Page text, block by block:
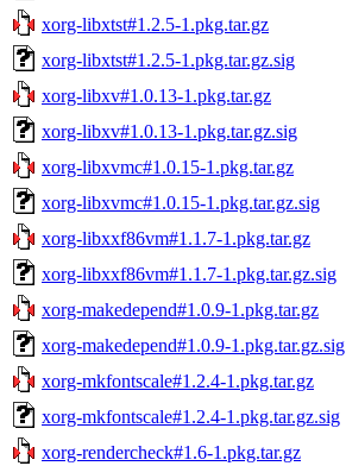
xorg-libxtst#1.2.5-1.pkg.tar.gz
xorg-libxtst#1.2.5-1.pkg.tar.gz.sig
xorg-libxv#1.0.13-1.pkg.tar.gz
xorg-libxv#1.0.13-1.pkg.tar.gz.sig
xorg-libxvmc#1.0.15-1.pkg.tar.gz
xorg-libxvmc#1.0.15-1.pkg.tar.gz.sig
xorg-libxxf86vm#1.1.7-1.pkg.tar.gz
xorg-libxxf86vm#1.1.7-1.pkg.tar.gz.sig
xorg-makedepend#1.0.9-1.pkg.tar.gz
xorg-makedepend#1.0.9-1.pkg.tar.gz.sig
xorg-mkfontscale#1.2.4-1.pkg.tar.gz
xorg-mkfontscale#1.2.4-1.pkg.tar.gz.sig
xorg-rendercheck#1.6-1.pkg.tar.gz